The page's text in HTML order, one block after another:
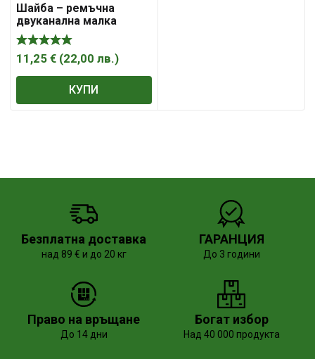
Шайба – ремъчна
двуканална малка
11,25 € (22,00 лв.)
КУПИ
Безплатна доставка
над 89 € и до 20 кг
ГАРАНЦИЯ
До 3 години
Право на връщане
До 14 дни
Богат избор
Над 40 000 продукта